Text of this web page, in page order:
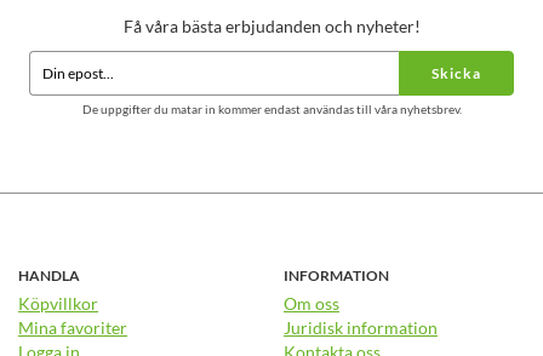
Få våra bästa erbjudanden och nyheter!
Skicka
De uppgifter du matar in kommer endast användas till våra nyhetsbrev.
HANDLA
Köpvillkor
Mina favoriter
Logga in
INFORMATION
Om oss
Juridisk information
Kontakta oss